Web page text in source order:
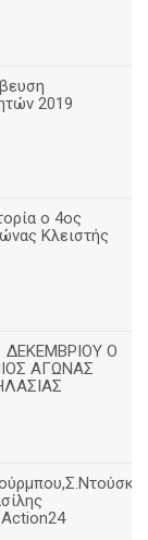
2019
ο 4ος
Κλειστής
ΔΕΚΕΜΒΡΙΟΥ Ο
ΑΓΩΝΑΣ